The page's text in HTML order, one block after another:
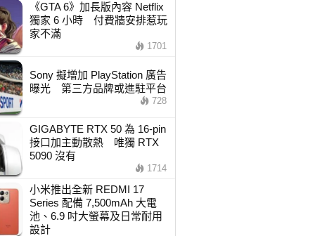
《GTA 6》加長版內容 Netflix
獨家 6 小時 付費牆安排惹玩
家不滿
1701
Sony 擬增加 PlayStation 廣告
曝光 第三方品牌或進駐平台
728
GIGABYTE RTX 50 為 16-pin
接口加主動散熱 唯獨 RTX
5090 沒有
1714
小米推出全新 REDMI 17
Series 配備 7,500mAh 大電
池、6.9 吋大螢幕及日常耐用
設計